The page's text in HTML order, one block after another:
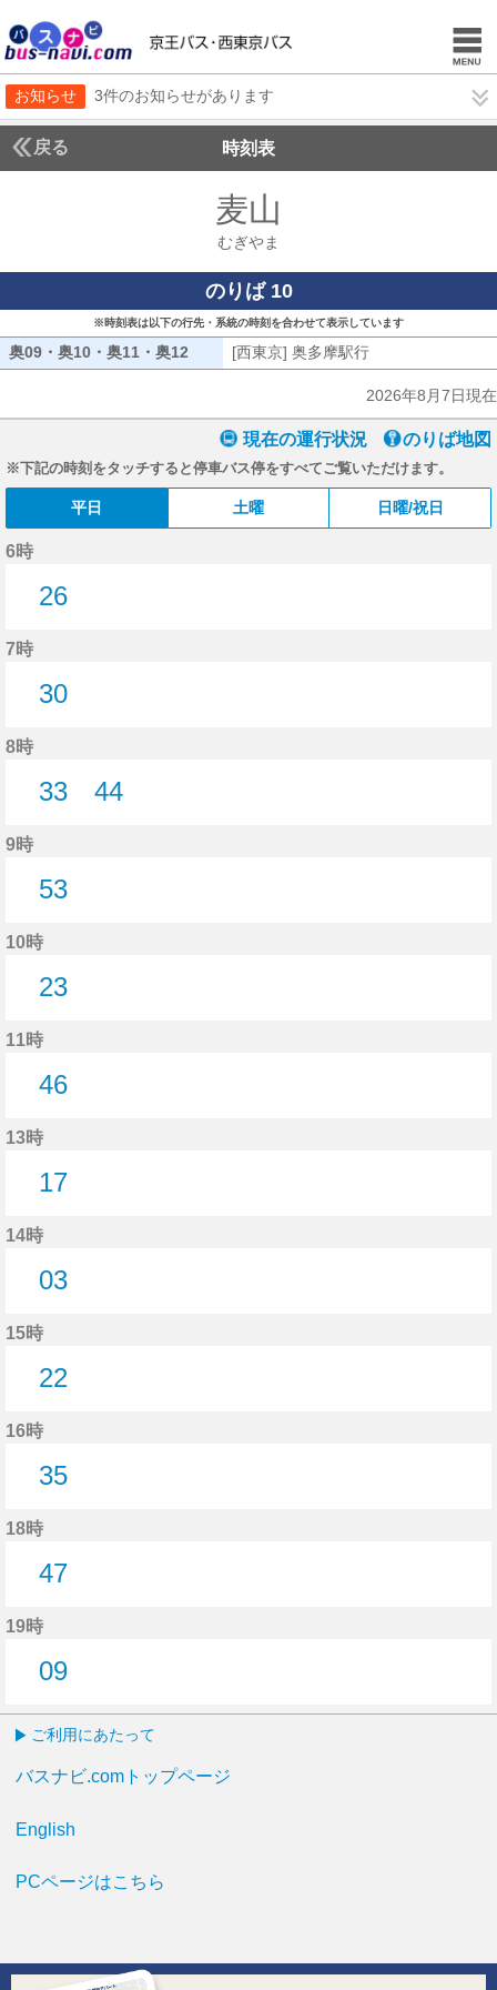
お知らせ 3件のお知らせがあります
戻る 時刻表
麦山
むぎやま
のりば 10
※時刻表は以下の行先・系統の時刻を合わせて表示しています
奥09・奥10・奥11・奥12 奥09・奥10・奥11・奥12
[西東京] 奥多摩駅行
2026年8月7日現在
現在の運行状況 のりば地図
※下記の時刻をタッチすると停車バス停をすべてご覧いただけます。
平日 土曜 日曜/祝日
6時
26
7時
30
8時
33
44
9時
53
10時
23
11時
46
13時
17
14時
03
15時
22
16時
35
18時
47
19時
09
ご利用にあたって
バスナビ.comトップページ
English
PCページはこちら